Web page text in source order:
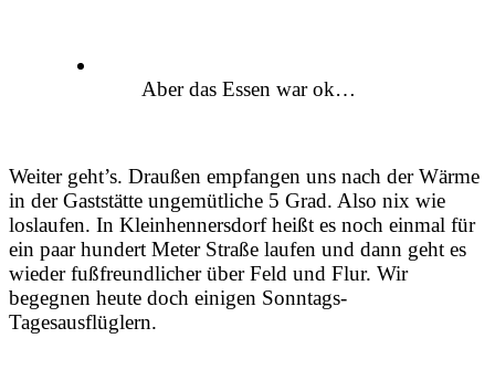
Aber das Essen war ok…
Weiter geht’s. Draußen empfangen uns nach der Wärme
in der Gaststätte ungemütliche 5 Grad. Also nix wie
loslaufen. In Kleinhennersdorf heißt es noch einmal für
ein paar hundert Meter Straße laufen und dann geht es
wieder fußfreundlicher über Feld und Flur. Wir
begegnen heute doch einigen Sonntags-
Tagesausflüglern.